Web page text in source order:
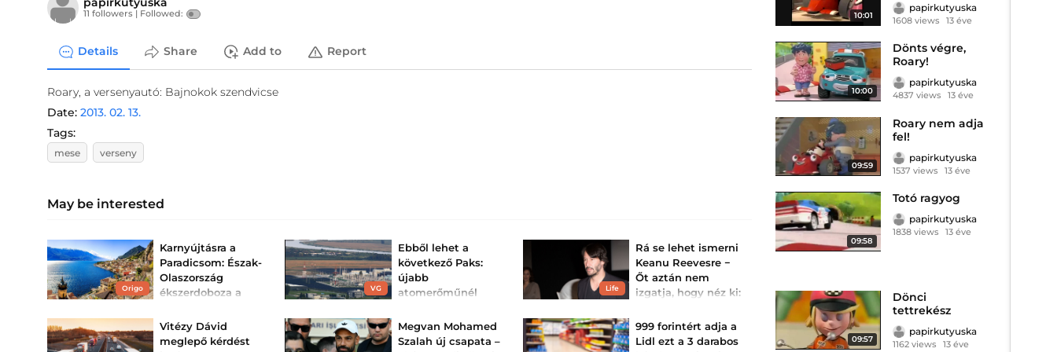
11 followers | Followed:
Details Share Add to Report
Roary, a versenyautó: Bajnokok szendvicse
Date: 2013. 02. 13.
Tags:
mese verseny
May be interested
Origo
Karnyújtásra a
Paradicsom: Észak-
Olaszország
ékszerdoboza a
neked is látnod kell
A Garda-tó felejthetetlen
élményeket kínál
VG
Ebből lehet a
következő Paks:
újabb
atomerőműnél
leállítás
forgatókönyvével –
Life
Rá se lehet ismerni
Keanu Reevesre −
Őt aztán nem
izgatja, hogy néz ki:
Hollywood legjobb fej
színészén is nyomott
hagyott az idő.
Vitézy Dávid
meglepő kérdést
Megvan Mohamed
Szalah új csapata –
999 forintért adja a
Lidl ezt a 3 darabos
10:01
papirkutyuska
1608 views 13 éve
10:00
Dönts végre,
Roary!
papirkutyuska
4837 views 13 éve
09:59
Roary nem adja
fel!
papirkutyuska
1537 views 13 éve
09:58
Totó ragyog
papirkutyuska
1838 views 13 éve
09:57
Dönci
tettrekész
papirkutyuska
1162 views 13 éve